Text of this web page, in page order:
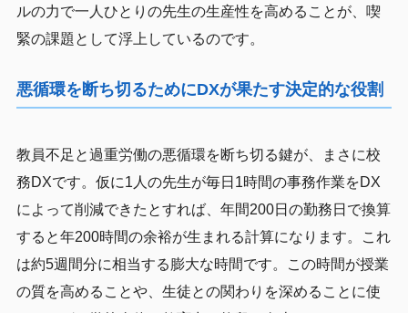
ルの力で一人ひとりの先生の生産性を高めることが、喫
緊の課題として浮上しているのです。
悪循環を断ち切るためにDXが果たす決定的な役割
教員不足と過重労働の悪循環を断ち切る鍵が、まさに校
務DXです。仮に1人の先生が毎日1時間の事務作業をDX
によって削減できたとすれば、年間200日の勤務日で換算
すると年200時間の余裕が生まれる計算になります。これ
は約5週間分に相当する膨大な時間です。この時間が授業
の質を高めることや、生徒との関わりを深めることに使